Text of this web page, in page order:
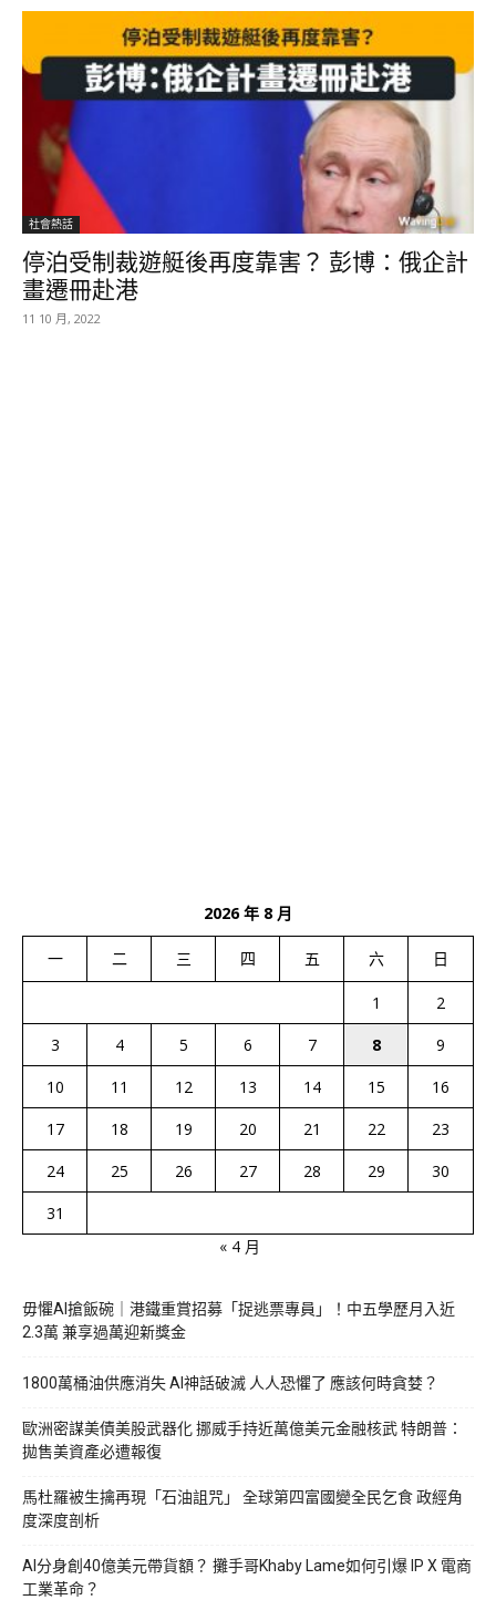
社會熱話
停泊受制裁遊艇後再度靠害？ 彭博：俄企計
畫遷冊赴港
11 10 月, 2022
2026 年 8 月
一 二 三 四 五 六 日
1
2
3
4 5 6 7 8
9
10
11 12 13 14 15
16
17
18 19 20 21 22
23
24
25 26 27 28 29
30
31
« 4 月
毋懼AI搶飯碗｜港鐵重賞招募「捉逃票專員」！中五學歷月入近
2.3萬 兼享過萬迎新獎金
1800萬桶油供應消失 AI神話破滅 人人恐懼了 應該何時貪婪？
歐洲密謀美債美股武器化 挪威手持近萬億美元金融核武 特朗普：
拋售美資產必遭報復
馬杜羅被生擒再現「石油詛咒」 全球第四富國變全民乞食 政經角
度深度剖析
AI分身創40億美元帶貨額？ 攤手哥Khaby Lame如何引爆 IP X 電商
工業革命？